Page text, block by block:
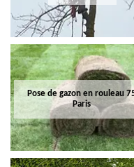
Pose de gazon en rouleau
Paris